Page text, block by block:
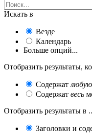
Искать в
Везде
Календарь
Больше опций...
Отобразить результаты,
Содержат
Содержат весь
Отобразить результаты в
Заголовки и